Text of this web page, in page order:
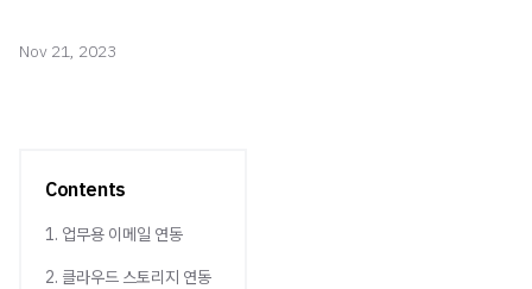
Nov 21, 2023
Contents
1. 업무용 이메일 연동
2. 클라우드 스토리지 연동